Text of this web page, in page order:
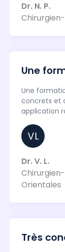
Dr. N. P.
Une
Une
concrets et
application
VL
Dr. V. L.
Orientales
Très